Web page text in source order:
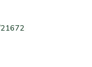
21672